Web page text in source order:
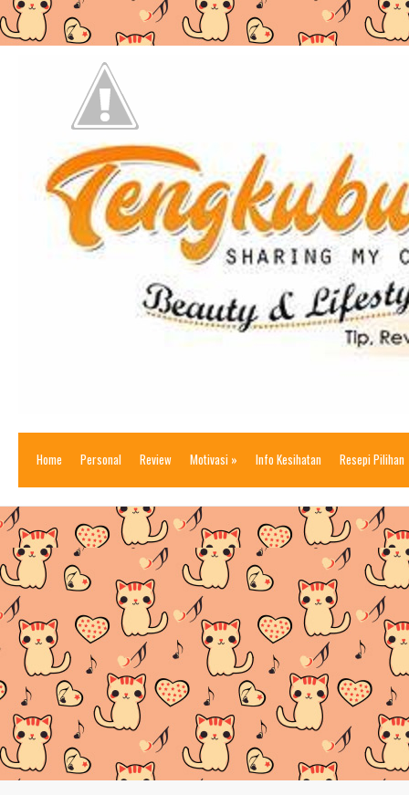
Home Personal Review Motivasi » Info Kesihatan Resepi Pilihan